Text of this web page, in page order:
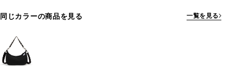
同じカラーの商品を見る 一覧を見る